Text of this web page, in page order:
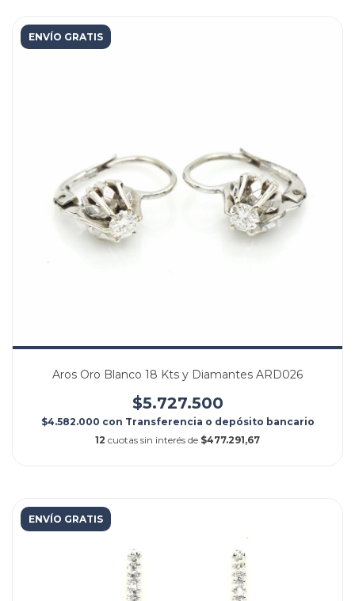
ENVÍO GRATIS
Aros Oro Blanco 18 Kts y Diamantes ARD026
$5.727.500
$4.582.000 con Transferencia o depósito bancario
12 cuotas sin interés de $477.291,67
ENVÍO GRATIS